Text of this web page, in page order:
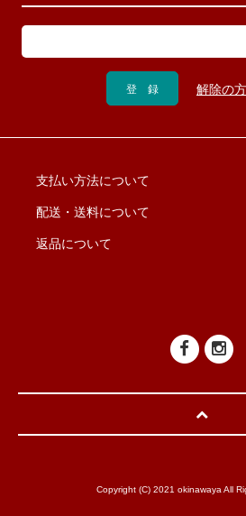
支払い方法について
配送・送料について
返品について
Copyright (C) 2021 okinawaya All